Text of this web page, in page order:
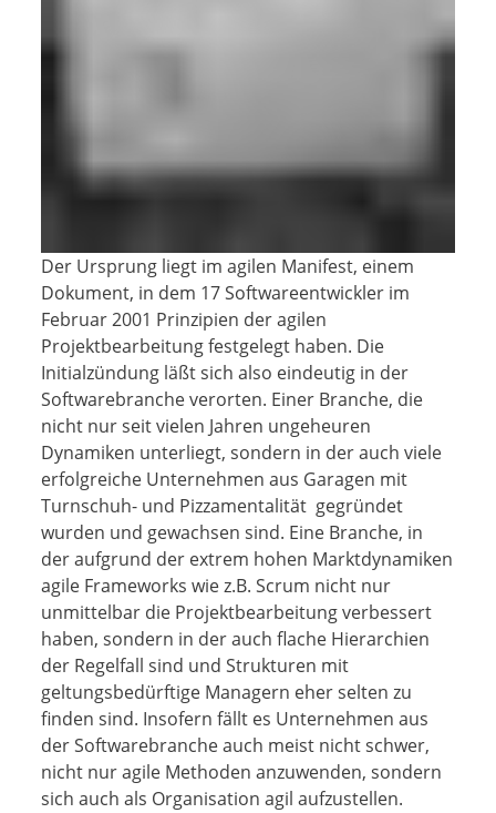
Der Ursprung liegt im agilen Manifest, einem
Dokument, in dem 17 Softwareentwickler im
Februar 2001 Prinzipien der agilen
Projektbearbeitung festgelegt haben. Die
Initialzündung läßt sich also eindeutig in der
Softwarebranche verorten. Einer Branche, die
nicht nur seit vielen Jahren ungeheuren
Dynamiken unterliegt, sondern in der auch viele
erfolgreiche Unternehmen aus Garagen mit
Turnschuh- und Pizzamentalität gegründet
wurden und gewachsen sind. Eine Branche, in
der aufgrund der extrem hohen Marktdynamiken
agile Frameworks wie z.B. Scrum nicht nur
unmittelbar die Projektbearbeitung verbessert
haben, sondern in der auch flache Hierarchien
der Regelfall sind und Strukturen mit
geltungsbedürftige Managern eher selten zu
finden sind. Insofern fällt es Unternehmen aus
der Softwarebranche auch meist nicht schwer,
nicht nur agile Methoden anzuwenden, sondern
sich auch als Organisation agil aufzustellen.